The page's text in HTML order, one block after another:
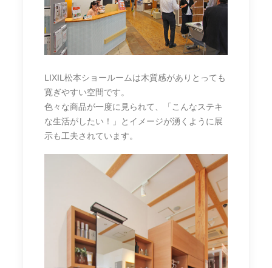
LIXIL松本ショールームは木質感がありとっても
寛ぎやすい空間です。
色々な商品が一度に見られて、「こんなステキ
な生活がしたい！」とイメージが湧くように展
示も工夫されています。